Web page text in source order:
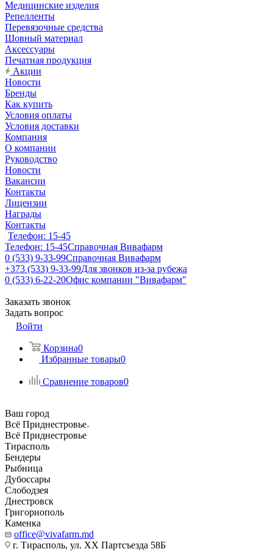
Медицинские изделия
Репелленты
Перевязочные средства
Шовный материал
Аксессуары
Печатная продукция
Акции
Новости
Бренды
Как купить
Условия оплаты
Условия доставки
Компания
О компании
Руководство
Новости
Вакансии
Контакты
Лицензии
Награды
Контакты
Телефон: 15-45
Телефон: 15-45Справочная Вивафарм
0 (533) 9-33-99Справочная Вивафарм
+373 (533) 9-33-99Для звонков из-за рубежа
0 (533) 6-22-20Офис компании "Вивафарм"
Заказать звонок
Задать вопрос
Войти
Корзина0
Избранные товары0
Сравнение товаров0
Ваш город
Всё Приднестровье
Всё Приднестровье
Тирасполь
Бендеры
Рыбница
Дубоссары
Слободзея
Днестровск
Григориополь
Каменка
office@vivafarm.md
г. Тирасполь, ул. ХХ Партсъезда 58Б